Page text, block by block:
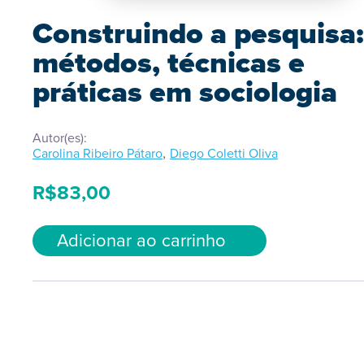
Construindo a pesquisa:
métodos, técnicas e
práticas em sociologia
Autor(es):
Carolina Ribeiro Pátaro, Diego Coletti Oliva
R$83,00
Adicionar ao carrinho